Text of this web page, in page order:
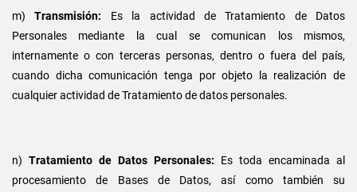
m)Transmisión: Es la actividad de Tratamiento de Datos
Personales mediante la cual se comunican los mismos,
internamente o con terceras personas, dentro o fuera del país,
cuando dicha comunicación tenga por objeto la realización de
cualquier actividad de Tratamiento de datos personales.
n) Tratamiento de Datos Personales: Es toda encaminada al
procesamiento de Bases de Datos, así como también su